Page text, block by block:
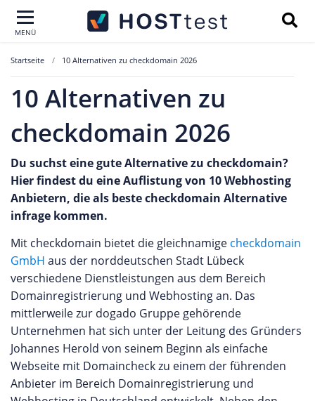
MENÜ
Startseite 10 Alternativen zu checkdomain 2026
10 Alternativen zu
checkdomain 2026
Du suchst eine gute Alternative zu checkdomain?
Hier findest du eine Auflistung von 10 Webhosting
Anbietern, die als beste checkdomain Alternative
infrage kommen.
Mit checkdomain bietet die gleichnamige checkdomain
GmbH aus der norddeutschen Stadt Lübeck
verschiedene Dienstleistungen aus dem Bereich
Domainregistrierung und Webhosting an. Das
mittlerweile zur dogado Gruppe gehörende
Unternehmen hat sich unter der Leitung des Gründers
Johannes Herold von seinem Beginn als einfache
Webseite mit Domaincheck zu einem der führenden
Anbieter im Bereich Domainregistrierung und